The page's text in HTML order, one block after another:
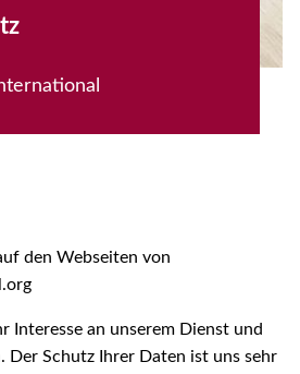
den Webseiten von
Interesse an unserem Dienst und
Der Schutz Ihrer Daten ist uns sehr